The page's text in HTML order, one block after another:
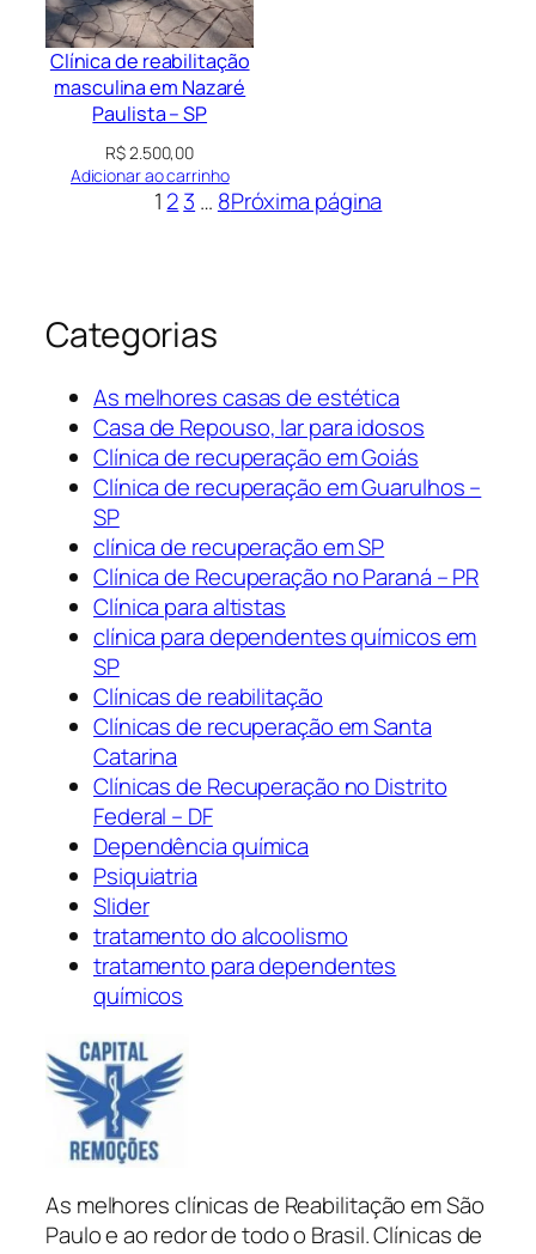
Clínica de reabilitação
masculina em Nazaré
Paulista – SP
R$2.500,00
Adicionar ao carrinho
1 23 … 8Próxima página
Categorias
As melhores casas de estética
Casa de Repouso, lar para idosos
Clínica de recuperação em Goiás
Clínica de recuperação em Guarulhos –
SP
clínica de recuperação em SP
Clínica de Recuperação no Paraná – PR
Clínica para altistas
clínica para dependentes químicos em
SP
Clínicas de reabilitação
Clínicas de recuperação em Santa
Catarina
Clínicas de Recuperação no Distrito
Federal – DF
Dependência química
Psiquiatria
Slider
tratamento do alcoolismo
tratamento para dependentes
químicos
As melhores clínicas de Reabilitação em São
Paulo e ao redor de todo o Brasil. Clínicas de